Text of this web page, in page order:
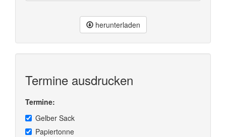
herunterladen
Termine ausdrucken
Termine:
Gelber Sack
Papiertonne